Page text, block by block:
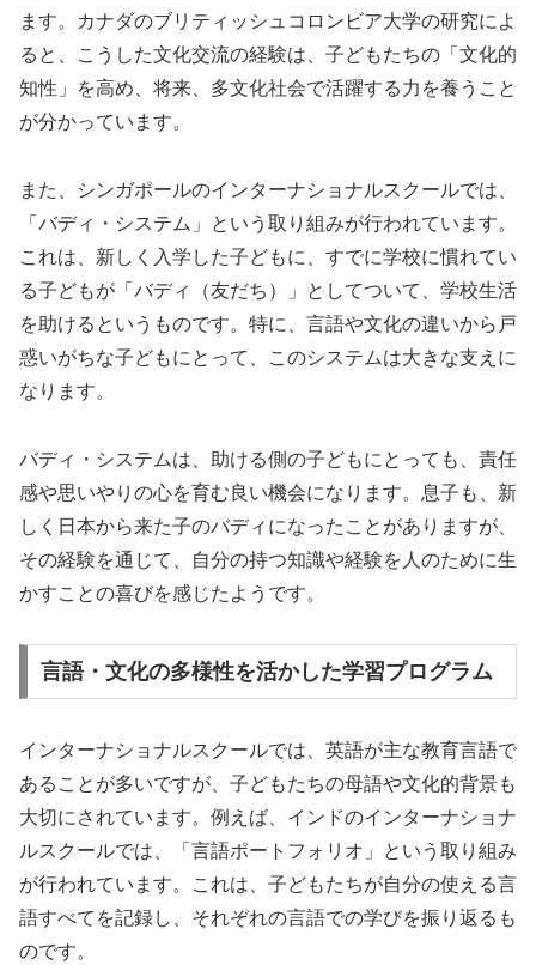
ます。カナダのブリティッシュコロンビア大学の研究によ
ると、こうした文化交流の経験は、子どもたちの「文化的
知性」を高め、将来、多文化社会で活躍する力を養うこと
が分かっています。
また、シンガポールのインターナショナルスクールでは、
「バディ・システム」という取り組みが行われています。
これは、新しく入学した子どもに、すでに学校に慣れてい
る子どもが「バディ（友だち）」としてついて、学校生活
を助けるというものです。特に、言語や文化の違いから戸
惑いがちな子どもにとって、このシステムは大きな支えに
なります。
バディ・システムは、助ける側の子どもにとっても、責任
感や思いやりの心を育む良い機会になります。息子も、新
しく日本から来た子のバディになったことがありますが、
その経験を通じて、自分の持つ知識や経験を人のために生
かすことの喜びを感じたようです。
言語・文化の多様性を活かした学習プログラム
インターナショナルスクールでは、英語が主な教育言語で
あることが多いですが、子どもたちの母語や文化的背景も
大切にされています。例えば、インドのインターナショナ
ルスクールでは、「言語ポートフォリオ」という取り組み
が行われています。これは、子どもたちが自分の使える言
語すべてを記録し、それぞれの言語での学びを振り返るも
のです。